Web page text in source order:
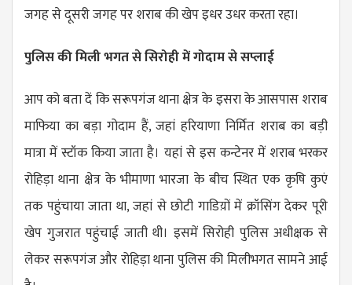
जगह से दूसरी जगह पर शराब की खेप इधर उधर करता रहा।
पुलिस की मिली भगत से सिरोही में गोदाम से सप्लाई
आप को बता दें कि सरूपगंज थाना क्षेत्र के इसरा के आसपास शराब
माफिया का बड़ा गोदाम हैं, जहां हरियाणा निर्मित शराब का बड़ी
मात्रा में स्टॉक किया जाता है। यहां से इस कन्टेनर में शराब भरकर
रोहिड़ा थाना क्षेत्र के भीमाणा भारजा के बीच स्थित एक कृषि कुएं
तक पहुंचाया जाता था, जहां से छोटी गाडिय़ों में क्रॉसिंग देकर पूरी
खेप गुजरात पहुंचाई जाती थी। इसमें सिरोही पुलिस अधीक्षक से
लेकर सरूपगंज और रोहिड़ा थाना पुलिस की मिलीभगत सामने आई